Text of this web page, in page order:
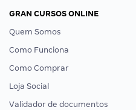
GRAN CURSOS ONLINE
Quem Somos
Como Funciona
Como Comprar
Loja Social
Validador de documentos